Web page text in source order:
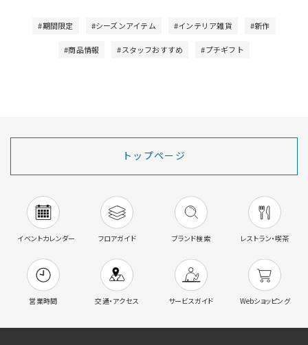
#期間限定 #シーズンアイテム #インテリア雑貨 #新作
#商品情報 #スタッフおすすめ #プチギフト
トップページ
イベントカレンダー フロアガイド ブランド検索 レストラン・喫茶
営業時間 交通・アクセス サービスガイド Webショッピング